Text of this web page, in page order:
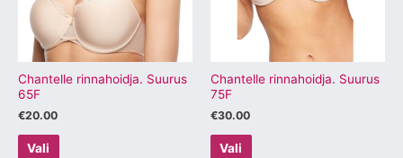
Chantelle rinnahoidja. Suurus
65F
€20.00
Vali
Valikuid
saab
tootelehel.
Chantelle rinnahoidja. Suurus
75F
€30.00
Vali
Valikuid
saab
teha
tootelehel.